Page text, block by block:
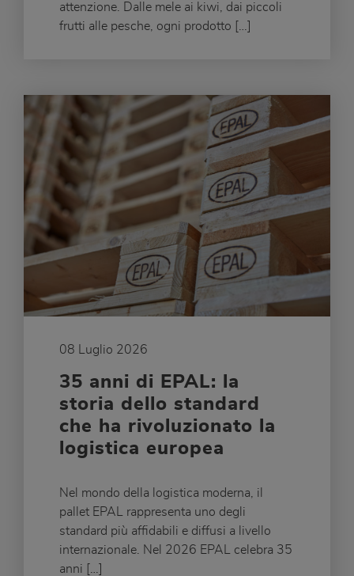
attenzione. Dalle mele ai kiwi, dai piccoli
frutti alle pesche, ogni prodotto […]
08 Luglio 2026
35 anni di EPAL: la
storia dello standard
che ha rivoluzionato la
logistica europea
Nel mondo della logistica moderna, il
pallet EPAL rappresenta uno degli
standard più affidabili e diffusi a livello
internazionale. Nel 2026 EPAL celebra 35
anni […]